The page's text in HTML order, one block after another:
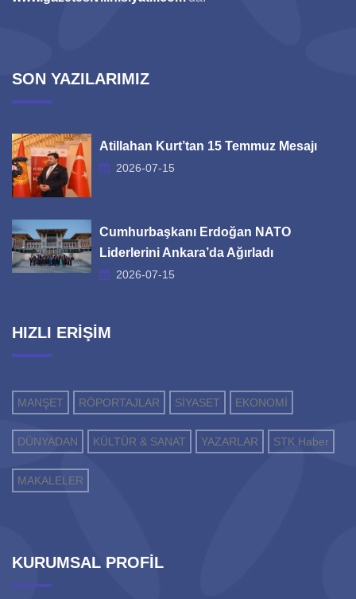
SON YAZILARIMIZ
Atillahan Kurt’tan 15 Temmuz Mesajı
2026-07-15
Cumhurbaşkanı Erdoğan NATO
Liderlerini Ankara’da Ağırladı
2026-07-15
HIZLI ERİŞİM
MANŞET RÖPORTAJLAR SİYASET EKONOMİ
DÜNYADAN KÜLTÜR & SANAT YAZARLAR STK Haber
MAKALELER
KURUMSAL PROFİL